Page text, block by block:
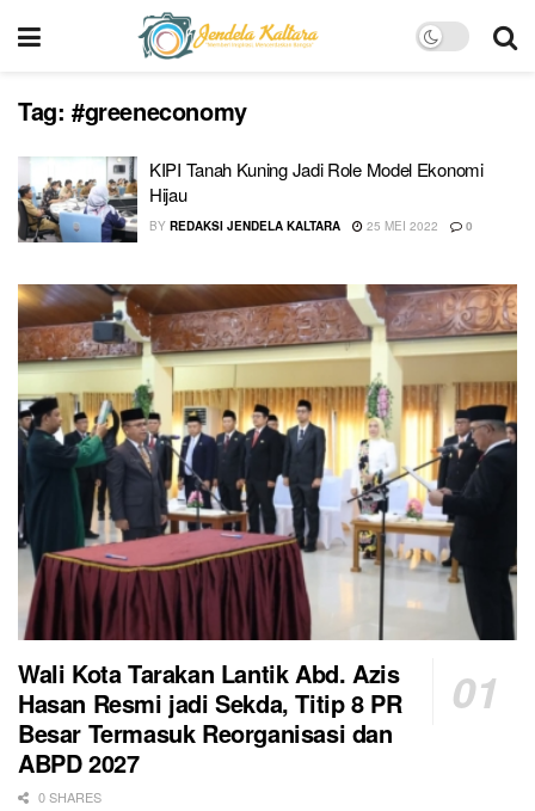
Tag: #greeneconomy
KIPI Tanah Kuning Jadi Role Model Ekonomi
Hijau
BY REDAKSI JENDELA KALTARA 25 MEI 2022 0
Wali Kota Tarakan Lantik Abd. Azis
Hasan Resmi jadi Sekda, Titip 8 PR
Besar Termasuk Reorganisasi dan
ABPD 2027
0 SHARES